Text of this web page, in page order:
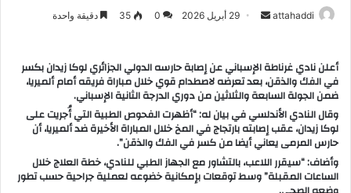
attahaddi
ل
ي
د
ا
إ
29 أبريل 2026 0
35 دقيقة واحدة
أعلن نادي غرناطة الإسباني عن إصابة حارسه الدولي الجزائري لوكا زيدان بكسر
في الفك والذقن، بعد تعرضه لاصطدام قوي خلال مباراة فريقه أمام ألميريا،
ضمن الجولة السابعة والثلاثين من دوري الدرجة الثانية الإسباني.
وقال النادي الأندلسي في بيان له: “أظهرت الفحوص الطبية التي أُجريت على
لوكا زيدان، عقب إصابته بارتجاج في المخ خلال المباراة الأخيرة ضد ألميريا، أن
حارس المرمى يعاني أيضا من كسر في الفك والذقن”.
وأضاف: “سيقرر اللاعب، بالتشاور مع الجهاز الطبي للنادي، خطة العلاج خلال
الساعات المقبلة” وسط توقعات بإمكانية خضوعه لعملية جراحية حسب تطور